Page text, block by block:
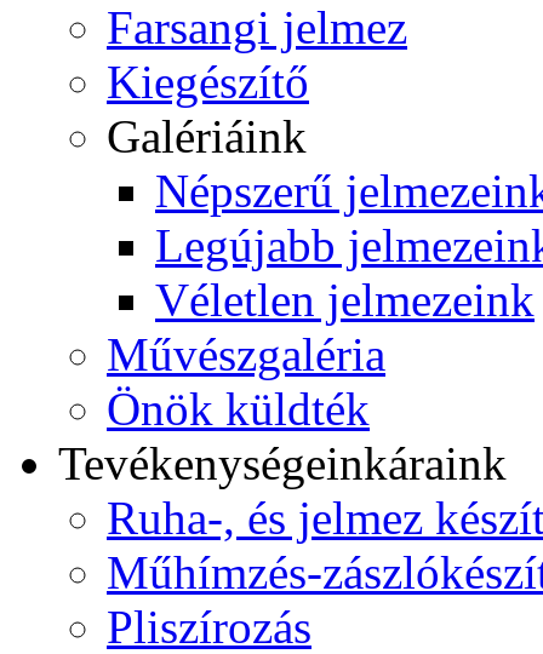
Farsangi jelmez
Kiegészítő
Galériáink
Népszerű
Legújabb
Véletlen jelmezeink
Művészgaléria
Önök küldték
Tevékenységeinkáraink
Ruha-, és jelmez
Műhímzés-
Pliszírozás